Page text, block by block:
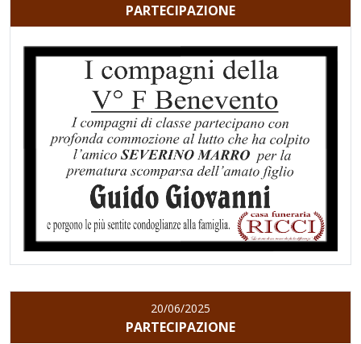
PARTECIPAZIONE
20/06/2025
PARTECIPAZIONE